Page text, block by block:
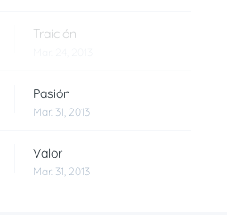
Traición
Pasión
Mar. 31, 2013
Valor
Mar. 31, 2013